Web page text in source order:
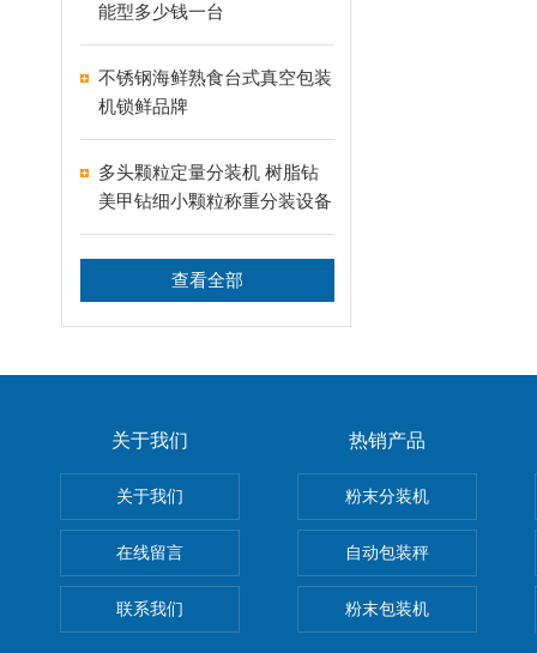
能型多少钱一台
不锈钢海鲜熟食台式真空包装
机锁鲜品牌
多头颗粒定量分装机 树脂钻
美甲钻细小颗粒称重分装设备
支持24-60头定制
查看全部
关于我们
关于我们
在线留言
联系我们
热销产品
粉末分装机
自动包装秤
粉末包装机